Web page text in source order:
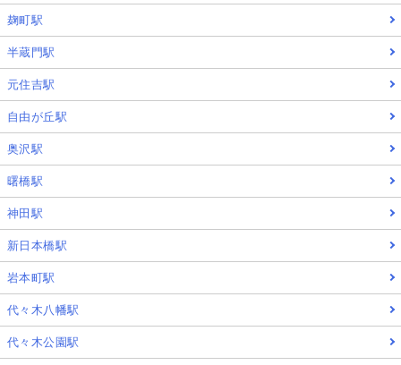
麹町駅
半蔵門駅
元住吉駅
自由が丘駅
奥沢駅
曙橋駅
神田駅
新日本橋駅
岩本町駅
代々木八幡駅
代々木公園駅